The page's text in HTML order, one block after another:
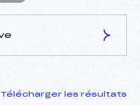
RUTGÉ THIERRY (DA)
Télécharger les résultats